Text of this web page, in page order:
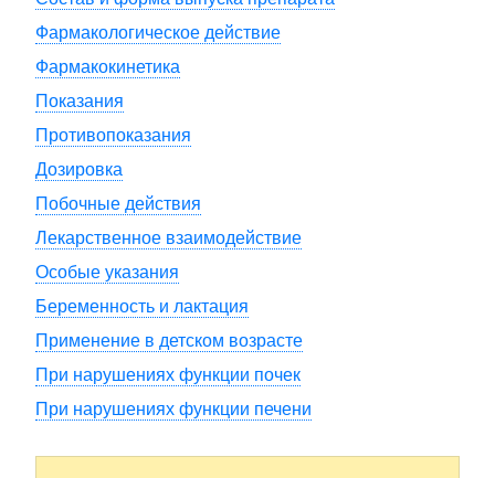
Фармакологическое действие
Фармакокинетика
Показания
Противопоказания
Дозировка
Побочные действия
Лекарственное взаимодействие
Особые указания
Беременность и лактация
Применение в детском возрасте
При нарушениях функции почек
При нарушениях функции печени